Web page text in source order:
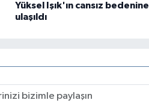
Yüksel Işık'ın cansız bedenine
ulaşıldı